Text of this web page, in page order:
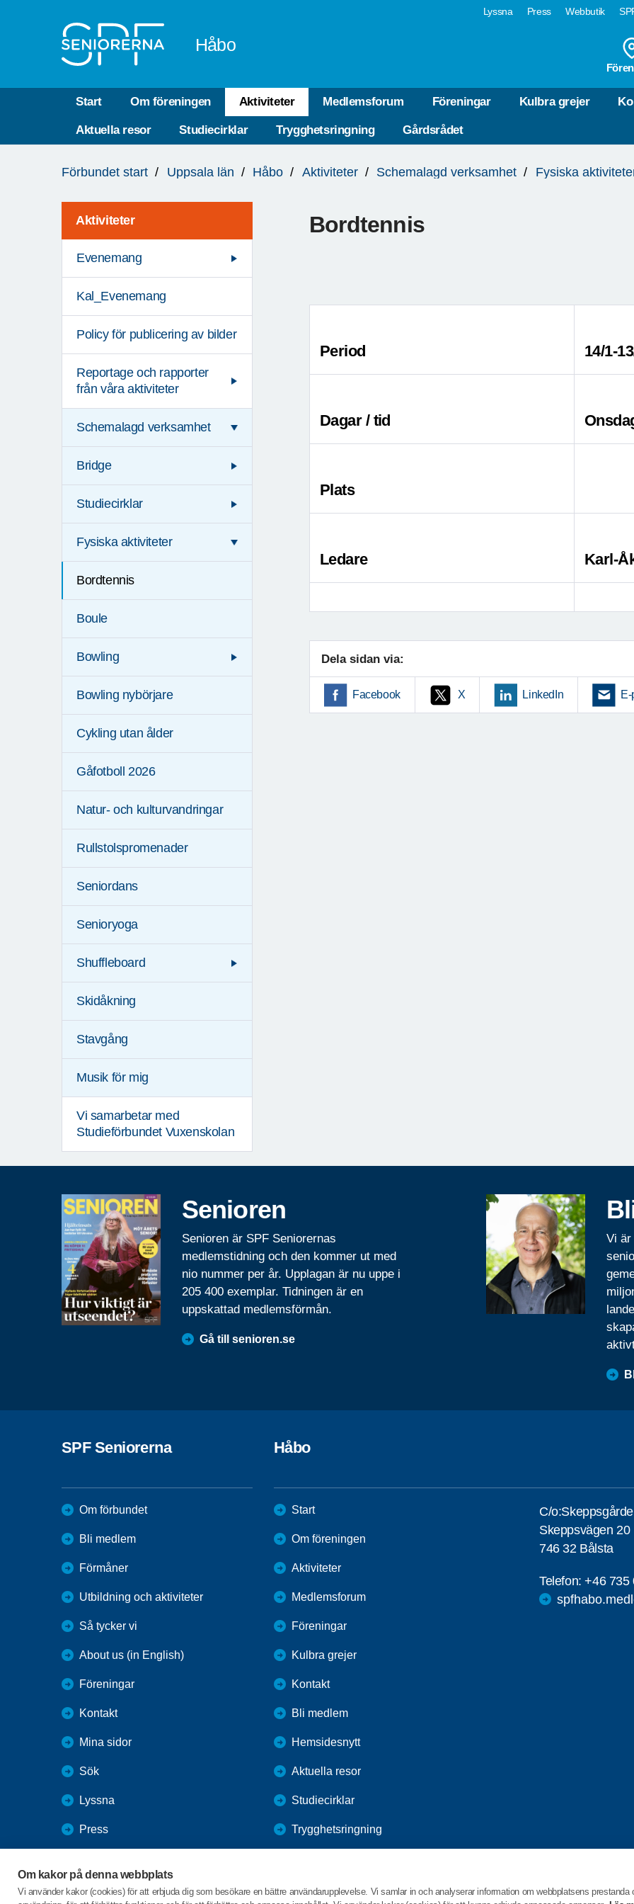
Om kakor på denna webbplats
Vi använder kakor (cookies) för att erbjuda dig som besökare en bättre användarupplevelse. Vi samlar in och analyserar information om webbplatsens prestanda
Lyssna Press Webbutik
Håbo
Start Om föreningen Aktiviteter Medlemsforum Föreningar Kulbra grejer
Aktuella resor Studiecirklar Trygghetsringning Gårdsrådet
är
Förbundet start Uppsala län Håbo Aktiviteter Schemalagd verksamhet Fysiska
Aktiviteter
Evenemang
Kal_Evenemang
Policy för publicering av bilder
Reportage och rapporter
från våra aktiviteter
Schemalagd verksamhet
Bridge
Studiecirklar
Fysiska aktiviteter
Bordtennis
Boule
Bowling
Bowling nybörjare
Cykling utan ålder
Gåfotboll 2026
Natur- och kulturvandringar
Rullstolspromenader
Seniordans
Senioryoga
Shuffleboard
Skidåkning
Stavgång
Musik för mig
Vi samarbetar med
Studieförbundet Vuxenskolan
Bordtennis
Period 14/1-
Dagar / tid
Plats
Ledare Karl-
Dela sidan via:
Facebook X LinkedIn
Senioren
Senioren är SPF Seniorernas
medlemstidning och den kommer ut med
nio nummer per år. Upplagan är nu uppe i
205 400 exemplar. Tidningen är en
uppskattad medlemsförmån.
Gå till senioren.se
Vi är
SPF Seniorerna
Om förbundet
Bli medlem
Förmåner
Utbildning och aktiviteter
Så tycker vi
About us (in English)
Föreningar
Kontakt
Mina sidor
Sök
Lyssna
Press
SPF Seniorernas intranät
Håbo
Start
Om föreningen
Aktiviteter
Medlemsforum
Föreningar
Kulbra grejer
Kontakt
Bli medlem
Hemsidesnytt
Aktuella resor
Studiecirklar
Trygghetsringning
C/
Skeppsvägen 20
746 32 Bålsta
Telefon:+46 735